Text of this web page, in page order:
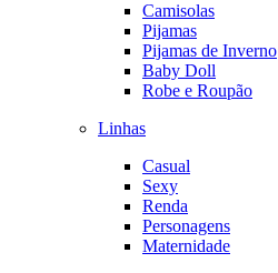
Camisolas
Pijamas
Pijamas de Inverno
Baby Doll
Robe e Roupão
Linhas
Casual
Sexy
Renda
Personagens
Maternidade